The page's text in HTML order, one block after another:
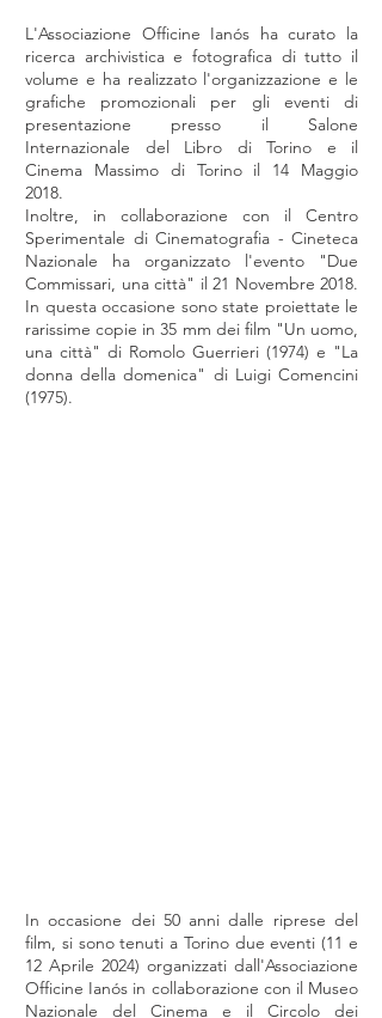
L'Associazione Officine Ianós ha curato la
ricerca archivistica e fotografica di tutto il
volume e ha realizzato l'organizzazione e le
grafiche promozionali per gli eventi di
presentazione presso il Salone
Internazionale del Libro di Torino e il
Cinema Massimo di Torino il 14 Maggio
2018.
Inoltre, in collaborazione con il Centro
Sperimentale di Cinematografia - Cineteca
Nazionale ha organizzato l'evento "Due
Commissari, una città" il 21 Novembre 2018.
In questa occasione sono state proiettate le
rarissime copie in 35 mm dei film "Un uomo,
una città" di Romolo Guerrieri (1974) e "La
donna della domenica" di Luigi Comencini
(1975).
In occasione dei 50 anni dalle riprese del
film, si sono tenuti a Torino due eventi (11 e
12 Aprile 2024) organizzati dall'Associazione
Officine Ianós in collaborazione con il Museo
Nazionale del Cinema e il Circolo dei